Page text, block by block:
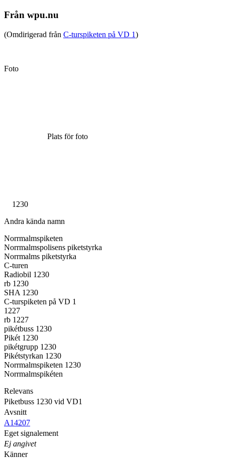
Från wpu.nu
(Omdirigerad från C-turspiketen på VD 1)
Foto
Plats för foto
1230
Andra kända namn
Norrmalmspiketen
Norrmalmspolisens piketstyrka
Norrmalms piketstyrka
C-turen
Radiobil 1230
rb 1230
SHA 1230
C-turspiketen på VD 1
1227
rb 1227
pikétbuss 1230
Pikét 1230
pikétgrupp 1230
Pikétstyrkan 1230
Norrmalmspiketen 1230
Norrmalmspikéten
Relevans
Piketbuss 1230 vid VD1
Avsnitt
A14207
Eget signalement
Ej angivet
Känner